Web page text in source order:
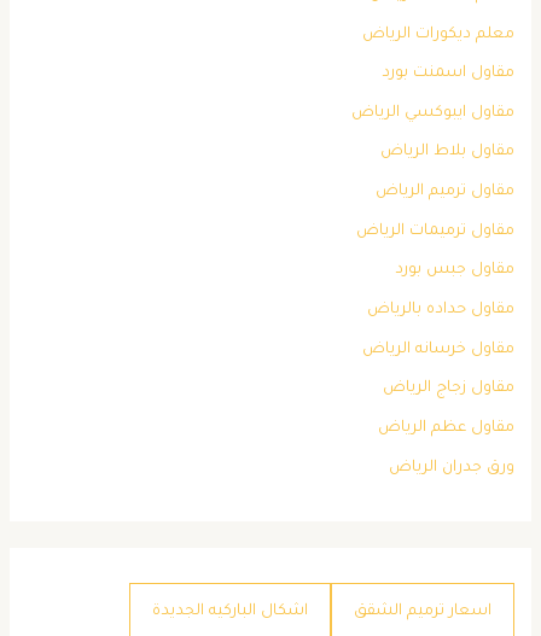
معلم ديكورات الرياض
مقاول اسمنت بورد
مقاول ايبوكسي الرياض
مقاول بلاط الرياض
مقاول ترميم الرياض
مقاول ترميمات الرياض
مقاول جبس بورد
مقاول حداده بالرياض
مقاول خرسانه الرياض
مقاول زجاج الرياض
مقاول عظم الرياض
ورق جدران الرياض
اسعار ترميم الشقق اشكال الباركيه الجديدة